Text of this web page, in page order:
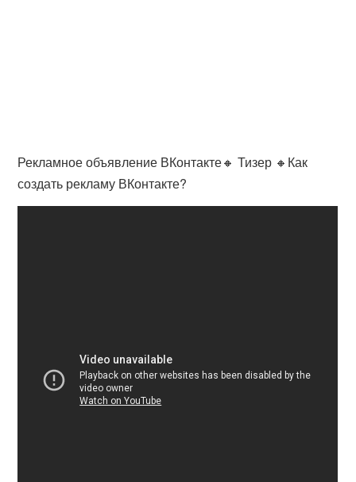
Рекламное объявление ВКонтакте🔸 Тизер 🔸Как
создать рекламу ВКонтакте?